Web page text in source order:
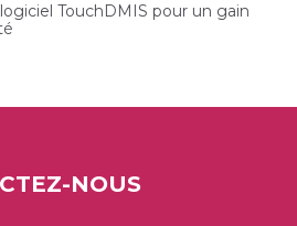
TouchDMIS pour un gain
NOUS